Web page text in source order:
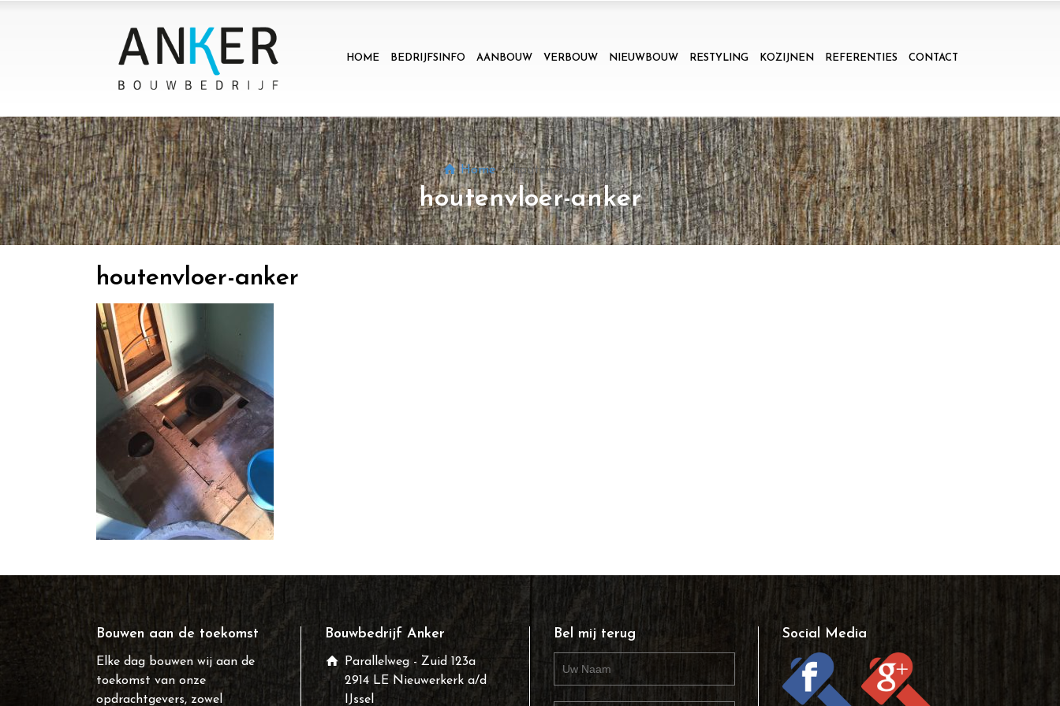
HOME BEDRIJFSINFO AANBOUW VERBOUW NIEUWBOUW RESTYLING KOZIJNEN REFERENTIES CONTACT
Home houtenvloer-anker
houtenvloer-anker
houtenvloer-anker
Bouwen aan de toekomst
Elke dag bouwen wij aan de
toekomst van onze
opdrachtgevers, zowel
Bouwbedrijf Anker
Parallelweg - Zuid 123a
2914 LE Nieuwerkerk a/d
IJssel
Bel mij terug Social Media